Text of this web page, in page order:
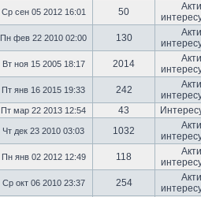
Ср сен 05 2012 16:01 50
Пн фев 22 2010 02:00 130
Вт ноя 15 2005 18:17 2014
Пт янв 16 2015 19:33 242
Пт мар 22 2013 12:54 43
Чт дек 23 2010 03:03 1032
Пн янв 02 2012 12:49 118
Ср окт 06 2010 23:37 254